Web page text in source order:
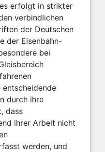
erfolgt in strikter
verbindlichen
der Deutschen
der Eisenbahn-
bei
entscheidende
durch ihre
dass
ihrer Arbeit nicht
werden, und